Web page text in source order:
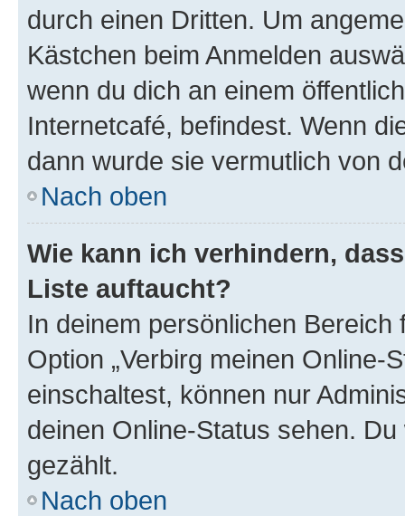
durch einen Dritten. Um
Kästchen beim Anmelden
wenn du dich an einem
Internetcafé, befindest. Wenn
dann wurde sie vermutlich von
Nach oben
Wie kann ich verhindern,
Liste auftaucht?
In deinem persönlichen
Option „Verbirg meinen Online-
einschaltest, können nur
deinen Online-Status sehen.
gezählt.
Nach oben